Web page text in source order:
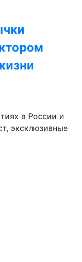
в России и
эксклюзивные